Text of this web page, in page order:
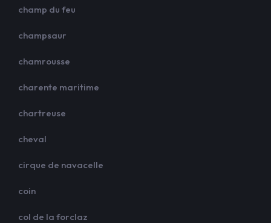
champ du feu
champsaur
chamrousse
charente maritime
chartreuse
cheval
cirque de navacelle
coin
col de la forclaz